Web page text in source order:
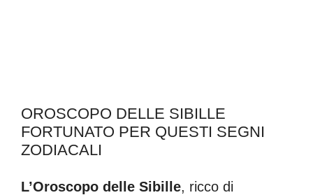
OROSCOPO DELLE SIBILLE
FORTUNATO PER QUESTI SEGNI
ZODIACALI
L’Oroscopo delle Sibille, ricco di